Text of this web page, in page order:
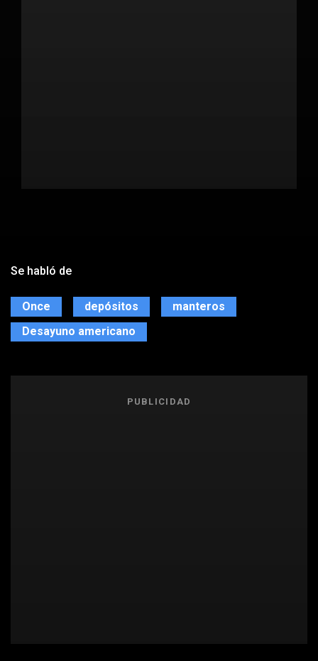
Se habló de
Once depósitos
manteros
Desayuno americano
PUBLICIDAD